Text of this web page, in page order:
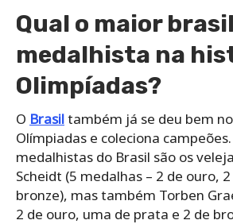
Qual o maior
medalhista na
Olimpíadas?
O Brasiltambém já se deu bem
Olímpiadas e coleciona
medalhistas do Brasil são os
Scheidt (5 medalhas – 2 de ouro,
bronze), mas também Torben
2 de ouro, uma de prata e 2 de